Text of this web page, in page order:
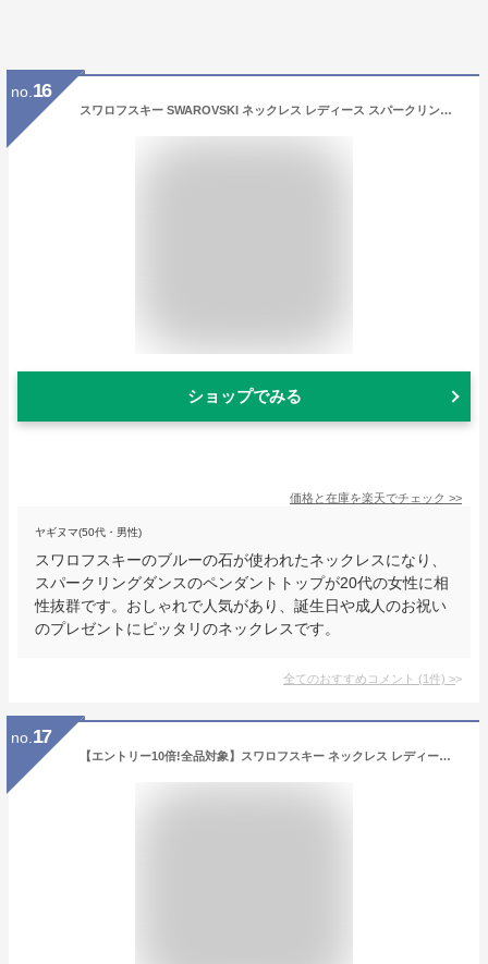
no. 16
スワロフスキー SWAROVSKI ネックレス レディース スパークリング ダンス Sparkling Dance ブルー 5642927
ショップでみる
価格と在庫を楽天でチェック >>
ヤギヌマ(50代・男性)
スワロフスキーのブルーの石が使われたネックレスになり、
スパークリングダンスのペンダントトップが20代の女性に相
性抜群です。おしゃれで人気があり、誕生日や成人のお祝い
のプレゼントにピッタリのネックレスです。
全てのおすすめコメント (1件) >
no. 17
【エントリー10倍!全品対象】スワロフスキー ネックレス レディース Iconic Swan シルバー アクアグラデーション 5512095